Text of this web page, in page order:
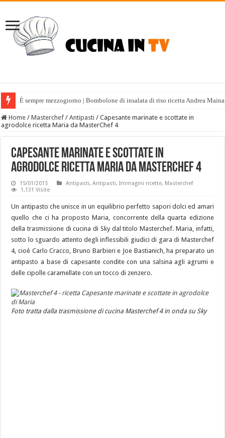
È sempre mezzogiorno | Bombolone di insalata di riso ricetta Andrea
Home / Masterchef / Antipasti / Capesante marinate e scottate in
agrodolce ricetta Maria da MasterChef 4
Capesante marinate e scottate in
agrodolce ricetta Maria da MasterChef 4
15/01/2015 Antipasti,Antipasti,Immagini ricette, Masterchef
1,131 Visite
Un antipasto che unisce in un equilibrio perfetto sapori dolci ed amari
quello che ci ha proposto Maria, concorrente della quarta edizione
della trasmissione di cucina di Sky dal titolo Masterchef. Maria, infatti,
sotto lo sguardo attento degli inflessibili giudici di gara di Masterchef
4, cioè Carlo Cracco, Bruno Barbieri e Joe Bastianich, ha preparato un
antipasto a base di capesante condite con una salsina agli agrumi e
delle cipolle caramellate con un tocco di zenzero.
Foto tratta dalla trasmissione di cucina Masterchef 4 in onda su Sky